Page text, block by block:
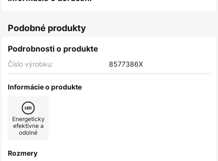
Podobné produkty
Podrobnosti o produkte
Číslo výrobku: 8577386X
Informácie o produkte
Energeticky
efektívne a
odolné
Rozmery